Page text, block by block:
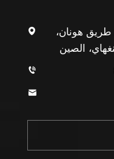
الغرفة 101، رقم 2، الشارع 2655 طريق هونان،
الصين